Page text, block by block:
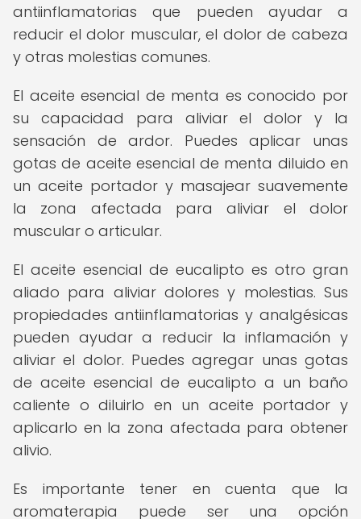
antiinflamatorias que pueden ayudar a
reducir el dolor muscular, el dolor de cabeza
y otras molestias comunes.
El aceite esencial de menta es conocido por
su capacidad para aliviar el dolor y la
sensación de ardor. Puedes aplicar unas
gotas de aceite esencial de menta diluido en
un aceite portador y masajear suavemente
la zona afectada para aliviar el dolor
muscular o articular.
El aceite esencial de eucalipto es otro gran
aliado para aliviar dolores y molestias. Sus
propiedades antiinflamatorias y analgésicas
pueden ayudar a reducir la inflamación y
aliviar el dolor. Puedes agregar unas gotas
de aceite esencial de eucalipto a un baño
caliente o diluirlo en un aceite portador y
aplicarlo en la zona afectada para obtener
alivio.
Es importante tener en cuenta que la
aromaterapia puede ser una opción